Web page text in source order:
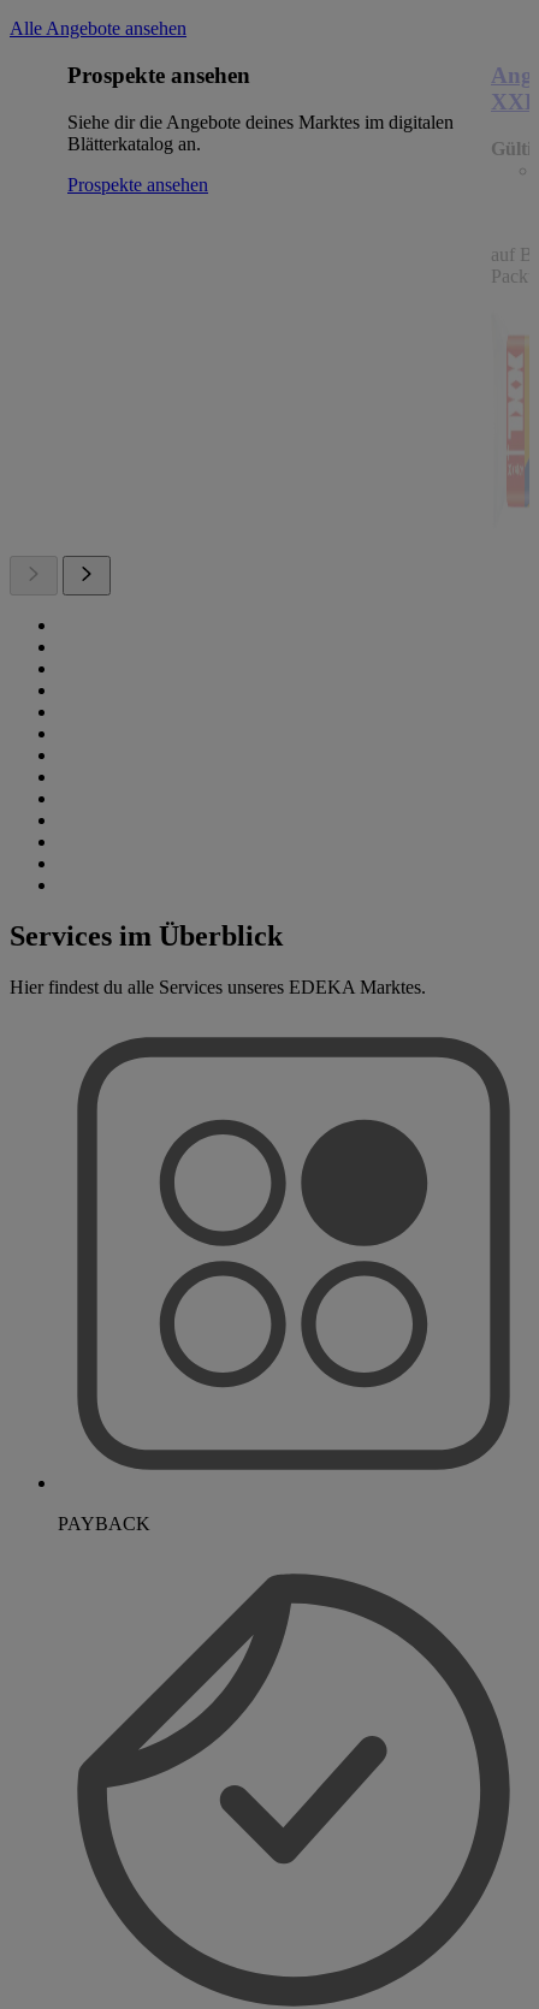
Alle Angebote ansehen
Prospekte ansehen
Siehe dir die Angebote deines Marktes im digitalen
Blätterkatalog an.
Prospekte ansehen
XXL
auf
Services im Überblick
Hier findest du alle Services unseres EDEKA Marktes.
PAYBACK